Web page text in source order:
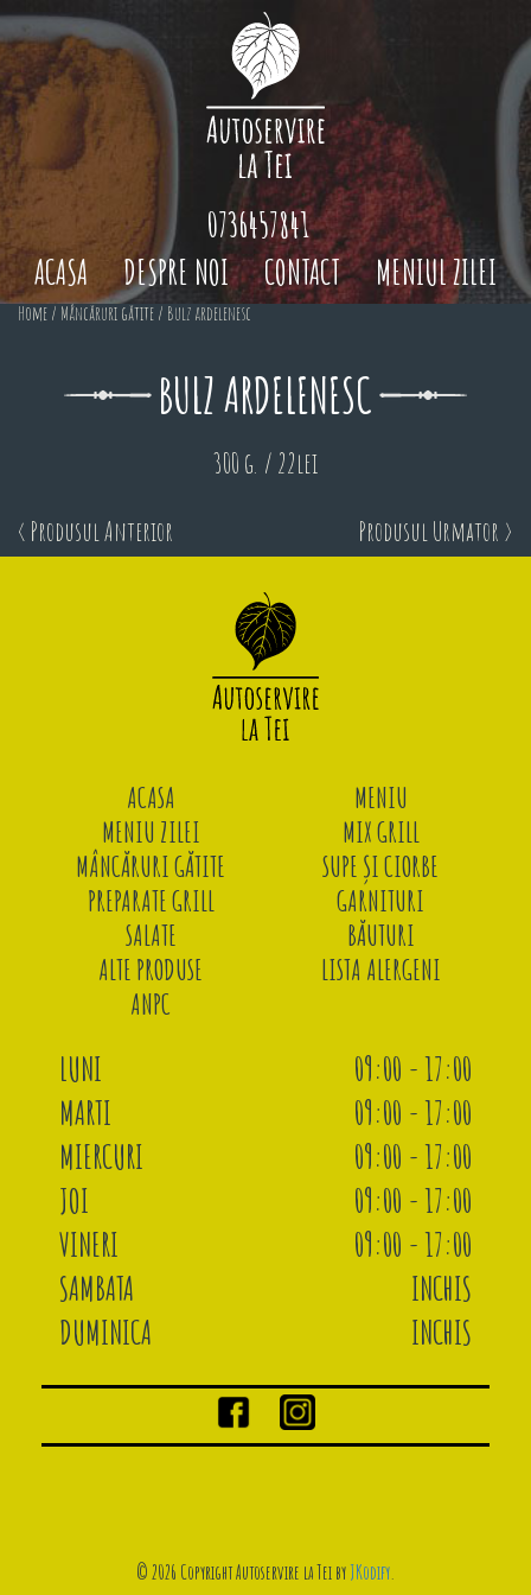
ACASA DESPRE NOI CONTACT MENIUL ZILEI
0736457841
Home / Mâncăruri gătite / Bulz ardelenesc
BULZ ARDELENESC
300 g. / 22lei
< Produsul Anterior Produsul Urmator >
ACASA
MENIU
MENIU ZILEI
MIX GRILL
MÂNCĂRURI GĂTITE
SUPE ȘI CIORBE
PREPARATE GRILL
GARNITURI
SALATE
BĂUTURI
ALTE PRODUSE
LISTA ALERGENI
ANPC
LUNI
09:00 - 17:00
MARTI
09:00 - 17:00
MIERCURI
09:00 - 17:00
JOI
09:00 - 17:00
VINERI
09:00 - 17:00
SAMBATA
INCHIS
DUMINICA
INCHIS
© 2026 Copyright Autoservire la Tei byJKodify.